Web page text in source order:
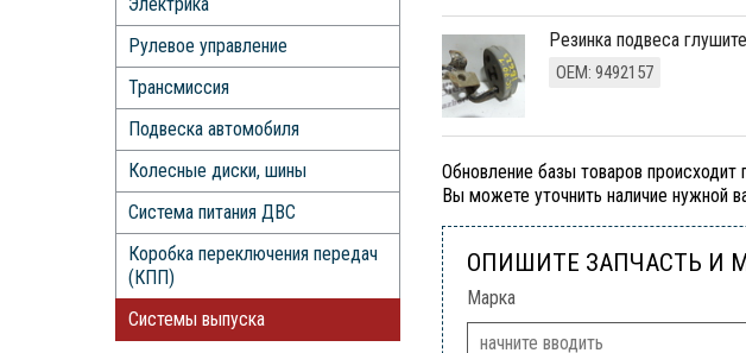
Электрика
Рулевое управление
Трансмиссия
Подвеска автомобиля
Колесные диски, шины
Система питания ДВС
Коробка переключения передач
(КПП)
Системы выпуска
резинка подвеса
ОЕМ: 9492157
Обновление базы товаров происходит
Вы можете уточнить наличие нужной
ОПИШИТЕ ЗАПЧАСТЬ И
Марка